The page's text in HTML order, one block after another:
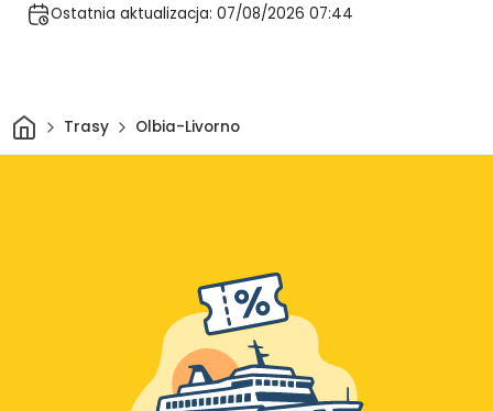
Ostatnia aktualizacja: 07/08/2026 07:44
DomTrasy Olbia-Livorno